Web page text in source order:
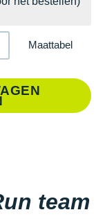
Maattabel
team